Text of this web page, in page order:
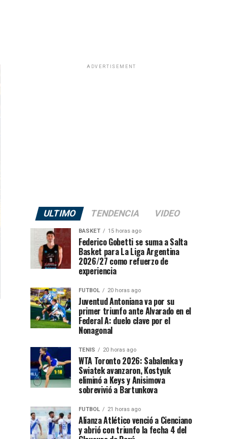
ADVERTISEMENT
ULTIMO TENDENCIA VIDEO
BASKET 15 horas ago
Federico Gobetti se suma a Salta
Basket para La Liga Argentina
2026/27 como refuerzo de
experiencia
FUTBOL 20 horas ago
Juventud Antoniana va por su
primer triunfo ante Alvarado en el
Federal A: duelo clave por el
Nonagonal
TENIS 20 horas ago
WTA Toronto 2026: Sabalenka y
Swiatek avanzaron, Kostyuk
eliminó a Keys y Anisimova
sobrevivió a Bartunkova
FUTBOL 21 horas ago
Alianza Atlético venció a Cienciano
y abrió con triunfo la fecha 4 del